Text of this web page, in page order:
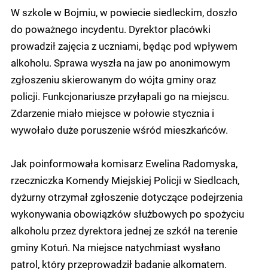
W szkole w Bojmiu, w powiecie siedleckim, doszło
do poważnego incydentu. Dyrektor placówki
prowadził zajęcia z uczniami, będąc pod wpływem
alkoholu. Sprawa wyszła na jaw po anonimowym
zgłoszeniu skierowanym do wójta gminy oraz
policji. Funkcjonariusze przyłapali go na miejscu.
Zdarzenie miało miejsce w połowie stycznia i
wywołało duże poruszenie wśród mieszkańców.
Jak poinformowała komisarz Ewelina Radomyska,
rzeczniczka Komendy Miejskiej Policji w Siedlcach,
dyżurny otrzymał zgłoszenie dotyczące podejrzenia
wykonywania obowiązków służbowych po spożyciu
alkoholu przez dyrektora jednej ze szkół na terenie
gminy Kotuń. Na miejsce natychmiast wysłano
patrol, który przeprowadził badanie alkomatem.